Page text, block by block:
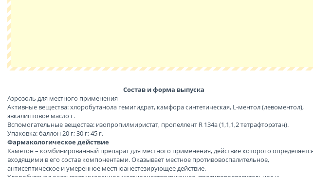
Состав и форма выпуска
Аэрозоль для местного применения
Активные вещества: хлоробутанола гемигидрат, камфора синтетическая, L-ментол (левоментол),
эвкалиптовое масло г.
Вспомогательные вещества: изопропилмиристат, пропеллент R 134а (1,1,1,2 тетрафторэтан).
Упаковка: баллон 20 г; 30 г; 45 г.
Фармакологическое действие
Каметон – комбинированный препарат для местного применения, действие которого определяется
входящими в его состав компонентами. Оказывает местное противовоспалительное,
антисептическое и умеренное местноанестезирующее действие.